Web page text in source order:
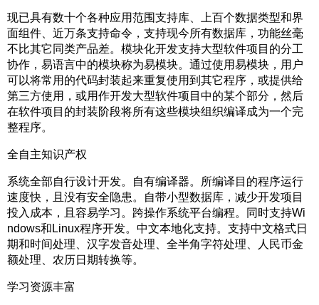
现已具有数十个各种应用范围支持库、上百个数据类型和界
面组件、近万条支持命令，支持现今所有数据库，功能丝毫
不比其它同类产品差。模块化开发支持大型软件项目的分工
协作，易语言中的模块称为易模块。通过使用易模块，用户
可以将常用的代码封装起来重复使用到其它程序，或提供给
第三方使用，或用作开发大型软件项目中的某个部分，然后
在软件项目的封装阶段将所有这些模块组织编译成为一个完
整程序。
全自主知识产权
系统全部自行设计开发。自有编译器。所编译目的程序运行
速度快，且没有安全隐患。自带小型数据库，减少开发项目
投入成本，且容易学习。跨操作系统平台编程。同时支持Wi
ndows和Linux程序开发。中文本地化支持。支持中文格式日
期和时间处理、汉字发音处理、全半角字符处理、人民币金
额处理、农历日期转换等。
学习资源丰富